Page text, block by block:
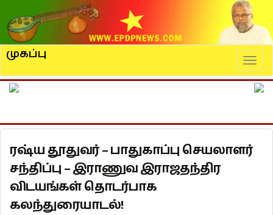
முகப்பு
ரஷ்ய தூதுவர் – பாதுகாப்பு செயலாளர்
சந்திப்பு – இராணுவ இராஜதந்திர
விடயங்கள் தொடர்பாக
கலந்துரையாடல்!